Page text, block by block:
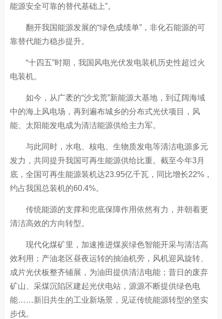
能源安全可靠的替代基础上”。
翻开我国能源发展的“绿色成绩单”，非化石能源的可
靠替代能力稳步提升。
“十四五”时期，我国风电光伏发电装机历史性超过火
电装机。
如今，从广袤的“沙戈荒”新能源大基地，到辽阔海域
中的海上风电场，再到遍布城乡的分布式光伏项目，风
能、太阳能发电成为清洁能源供给主力军。
与此同时，水电、核电、生物质发电等清洁电源多元
发力，共同提升我国可再生能源供给比重。截至今年3月
底，全国可再生能源装机达23.95亿千瓦，同比增长22%，
约占我国总装机的60.4%。
传统能源的支撑和兜底保障作用依然有力，并朝着更
清洁高效的方向转型。
现代化煤矿里，加速推进煤炭绿色智能开采与清洁高
效利用；产油老区昼夜运转的抽油机旁，风机迎风旋转、
成片光伏板整齐铺展，为油田提供清洁电能；昔日的废弃
矿山、采煤沉陷区建起光伏电站，源源不断提供绿色电
能……新旧共生的工业新场景，见证传统能源转型的坚实
步伐。